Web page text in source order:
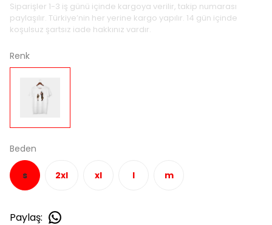
Siparişler 1-3 iş günü içinde kargoya verilir, takip numarası
paylaşılır. Türkiye’nin her yerine kargo yapılır. 14 gün içinde
koşulsuz şartsız iade hakkınız vardır.
Renk
Beden
s 2xl xl l m
Paylaş: